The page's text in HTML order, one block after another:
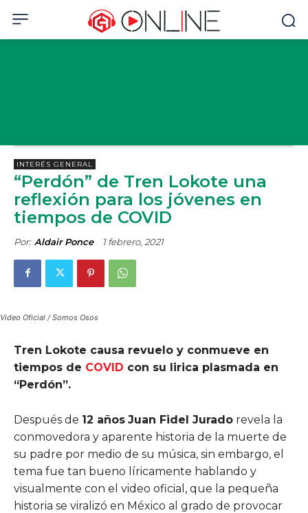
INTERÉS GENERAL
“Perdón” de Tren Lokote una
reflexión para los jóvenes en
tiempos de COVID
Por: Aldair Ponce 1 febrero, 2021
Video Oficial / Somos Osos
Tren Lokote causa revuelo y conmueve en
tiempos de COVID con su lirica plasmada en
“Perdón”.
Después de 12 años Juan Fidel Jurado revela la
conmovedora y aparente historia de la muerte de
su padre por medio de su música, sin embargo, el
tema fue tan bueno líricamente hablando y
visualmente con el video oficial, que la pequeña
historia se viralizó en México al grado de provocar